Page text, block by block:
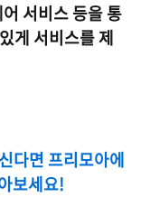
서비스 등을 통
게 서비스를 제
다면 프리모아에
보세요!